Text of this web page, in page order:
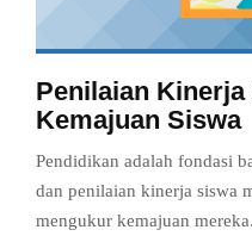
Penilaian
Kemajuan Siswa
Pendidikan adalah fondasi
dan penilaian kinerja siswa
mengukur kemajuan